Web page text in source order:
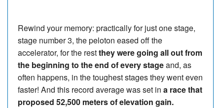
Rewind your memory: practically for just one stage,
stage number 3, the peloton eased off the
accelerator, for the restthey were going all out from
the beginning to the end of every stageand, as
often happens, in the toughest stages they went even
faster! And this record average was set in a race that
proposed 52,500 meters of elevation gain.